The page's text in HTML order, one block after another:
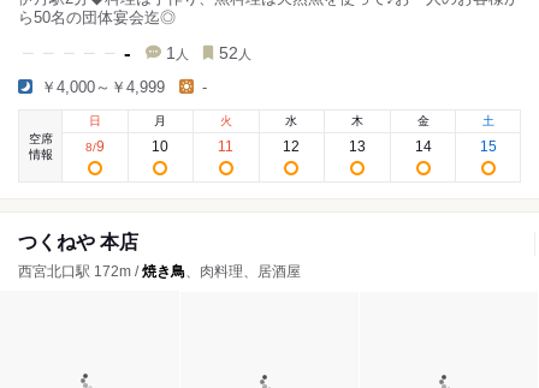
ら50名の団体宴会迄◎
- 1 人 52 人
￥4,000～￥4,999 -
空席
情報
日
8/9
月
10
火
11
水
12
木
13
金
14
土
15
つくねや 本店
西宮北口駅 172m /焼き鳥、肉料理、居酒屋